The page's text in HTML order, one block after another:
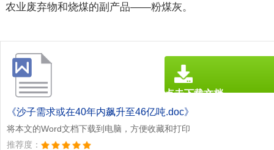
农业废弃物和烧煤的副产品——粉煤灰。
《沙子需求或在40年内飙升至46亿吨.doc》
将本文的Word文档下载到电脑，方便收藏和打印
推荐度：
点击下载文档
文档为doc格式